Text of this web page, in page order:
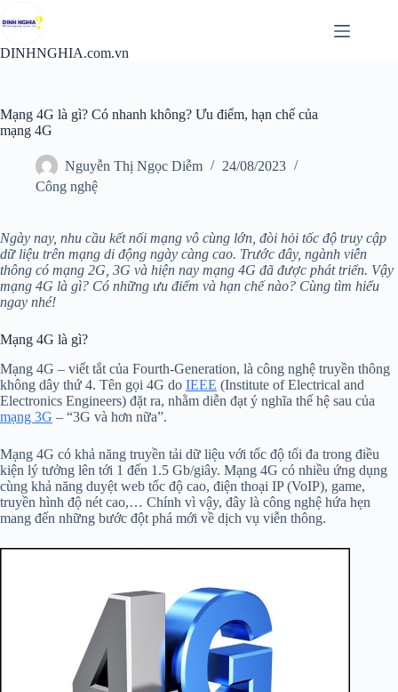
đến
nội
DINHNGHIA.com.vn
Mạng 4G là gì? Có nhanh không? Ưu điểm, hạn chế của
mạng 4G
Nguyễn Thị Ngọc Diễm
24/08/2023
Công nghệ
Ngày nay, nhu cầu kết nối mạng vô cùng lớn, đòi hỏi tốc độ truy cập
dữ liệu trên mạng di động ngày càng cao. Trước đây, ngành viễn
thông có mạng 2G, 3G và hiện nay mạng 4G đã được phát triển. Vậy
mạng 4G là gì? Có những ưu điểm và hạn chế nào? Cùng tìm hiểu
ngay nhé!
Mạng 4G là gì?
Mạng 4G – viết tắt của Fourth-Generation, là công nghệ truyền thông
không dây thứ 4. Tên gọi 4G do IEEE (Institute of Electrical and
Electronics Engineers) đặt ra, nhằm diễn đạt ý nghĩa thế hệ sau của
mạng 3G – “3G và hơn nữa”.
Mạng 4G có khả năng truyền tải dữ liệu với tốc độ tối đa trong điều
kiện lý tưởng lên tới 1 đến 1.5 Gb/giây. Mạng 4G có nhiều ứng dụng
cùng khả năng duyệt web tốc độ cao, điện thoại IP (VoIP), game,
truyền hình độ nét cao,… Chính vì vậy, đây là công nghệ hứa hẹn
mang đến những bước đột phá mới về dịch vụ viễn thông.